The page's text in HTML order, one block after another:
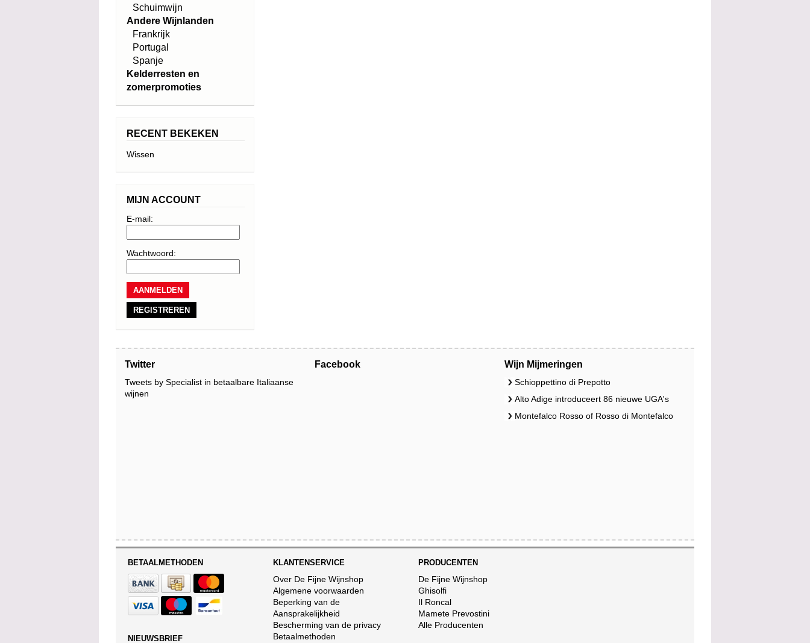
Schuimwijn
Andere Wijnlanden
Frankrijk
Portugal
Spanje
Kelderresten en
zomerpromoties
RECENT BEKEKEN
Wissen
MIJN ACCOUNT
E-mail:
Wachtwoord:
REGISTREREN
Twitter
Tweets by Specialist in betaalbare Italiaanse
wijnen
Facebook Wijn Mijmeringen
Schioppettino di Prepotto
Alto Adige introduceert 86 nieuwe UGA's
Montefalco Rosso of Rosso di Montefalco
BETAALMETHODEN
NIEUWSBRIEF
KLANTENSERVICE
Over De Fijne Wijnshop
Algemene voorwaarden
Beperking van de
Aansprakelijkheid
Bescherming van de privacy
Betaalmethoden
PRODUCENTEN
De Fijne Wijnshop
Ghisolfi
Il Roncal
Mamete Prevostini
Alle Producenten